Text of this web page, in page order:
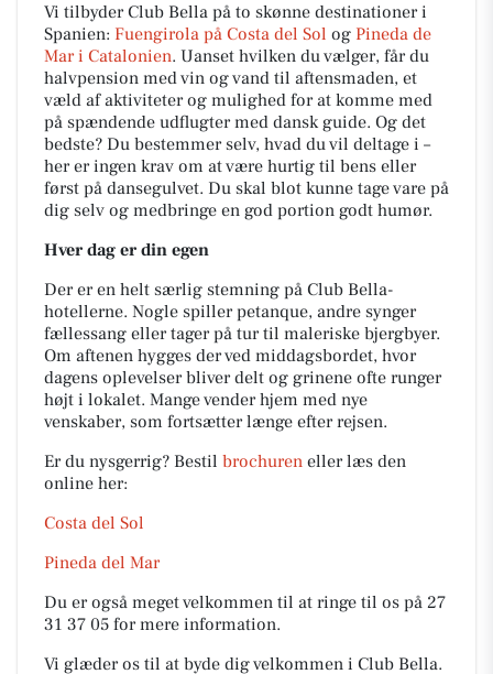
Vi tilbyder Club Bella på to skønne destinationer i
Spanien: Fuengirola på Costa del Sol og Pineda de
Mar i Catalonien. Uanset hvilken du vælger, får du
halvpension med vin og vand til aftensmaden, et
væld af aktiviteter og mulighed for at komme med
på spændende udflugter med dansk guide. Og det
bedste? Du bestemmer selv, hvad du vil deltage i –
her er ingen krav om at være hurtig til bens eller
først på dansegulvet. Du skal blot kunne tage vare på
dig selv og medbringe en god portion godt humør.
Hver dag er din egen
Der er en helt særlig stemning på Club Bella-
hotellerne. Nogle spiller petanque, andre synger
fællessang eller tager på tur til maleriske bjergbyer.
Om aftenen hygges der ved middagsbordet, hvor
dagens oplevelser bliver delt og grinene ofte runger
højt i lokalet. Mange vender hjem med nye
venskaber, som fortsætter længe efter rejsen.
Er du nysgerrig? Bestil brochuren eller læs den
online her:
Costa del Sol
Pineda del Mar
Du er også meget velkommen til at ringe til os på 27
31 37 05 for mere information.
Vi glæder os til at byde dig velkommen i Club Bella.